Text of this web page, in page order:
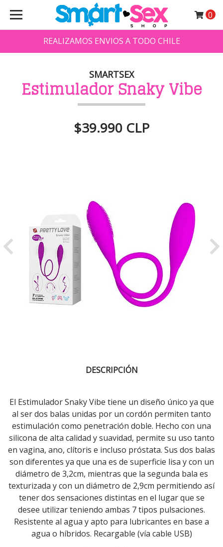
REALIZAMOS ENVIOS A TODO CHILE
0
SMARTSEX
Estimulador Snaky Vibe
$39.990 CLP
Previous
DESCRIPCIÓN
El Estimulador Snaky Vibe tiene un diseño único ya que
al ser dos balas unidas por un cordón permiten tanto
estimulación como penetración doble. Hecho con una
silicona de alta calidad y suavidad, permite su uso tanto
en vagina, ano, clítoris e incluso próstata. Sus dos balas
son diferentes ya que una es de superficie lisa y con un
diámetro de 3,2cm, mientras que la segunda bala es
texturizada y con un diámetro de 2,9cm permitiendo así
tener dos sensaciones distintas en el lugar que se
desee utilizar teniendo ambas 7 tipos pulsaciones.
Resistente al agua y apto para lubricantes en base a
agua o híbridos. Recargable (vía cable USB)